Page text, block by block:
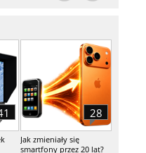
Jak zmieniały się
smartfony przez 20 lat?
28